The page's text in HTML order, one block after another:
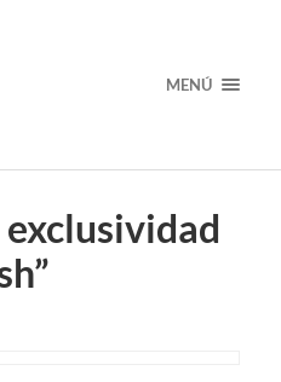
MENÚ
exclusividad